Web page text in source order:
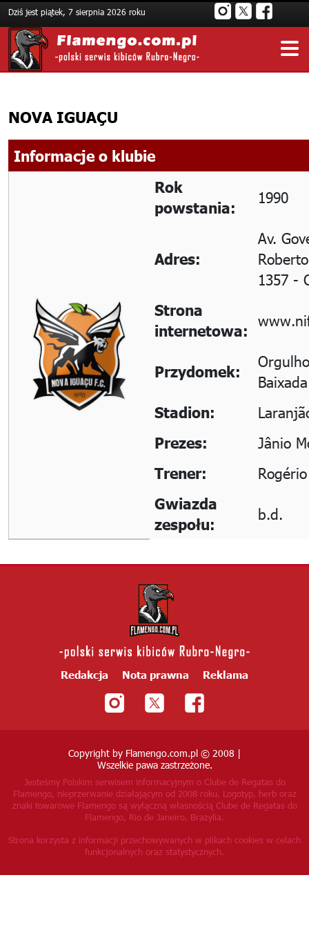
Dziś jest piątek, 7 sierpnia 2026 roku
NOVA IGUAÇU
Informacje o klubie
Rok
powstania:
1990
Adres:
Av.
1357 -
Strona
internetowa:
Przydomek:
Baixada
Stadion:
Prezes: Jânio
Trener:
Gwiazda
zespołu:
b.d.
Redakcja Nota prawna Reklama
Copyright by Flamengo.com.pl © 2008 |
Wszelkie pawa zastrzeżone.
Jesteśmy Polskim serwisem informacyjnym o Clube de Regatas do
Flamengo, nieprzerwanie działającym od 2008 roku. Logotyp, herb oraz
znaki towarowe Flamengo są wyłączną własnością Clube de Regatas do
Flamengo, Rio de Janeiro, Brazylia.
Strona korzysta z informacji przechowywanych w plikach cookies w celach
funkcjonalnych oraz statystycznych.